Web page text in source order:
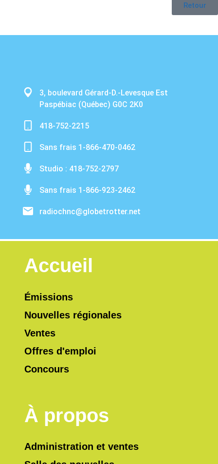
Retour
3, boulevard Gérard-D.-Levesque Est
Paspébiac (Québec) G0C 2K0
418-752-2215
Sans frais 1-866-470-0462
Studio : 418-752-2797
Sans frais 1-866-923-2462
radiochnc@globetrotter.net
Accueil
Émissions
Nouvelles régionales
Ventes
Offres d'emploi
Concours
À propos
Administration et ventes